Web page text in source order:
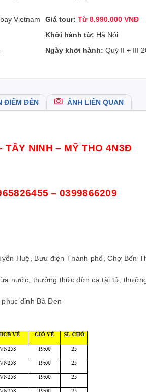
Vietnam
Giá tour: Từ 8.990.000 VNĐ
Khởi hành từ: Hà Nội
Ngày khởi hành: Quý II + III
ĐIỂM ĐẾN ẢNH LIÊN QUAN
TÂY NINH – MỸ THO 4N3Đ
– 0399866209
Huệ, Bưu điện Thành phố, Chợ Bến
nước, thưởng thức đờn ca tài tử,
đỉnh Bà Đen